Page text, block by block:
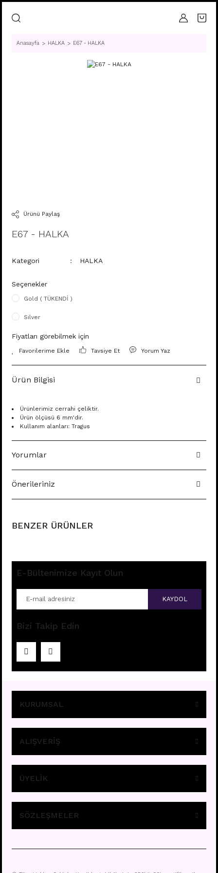
Anasayfa HALKA E67 - HALKA
Ürünü Paylaş
E67 - HALKA
Kategori HALKA
Seçenekler
Gold ( TÜKENDİ )
Silver
Fiyatları görebilmek için
Tavsiye Et Yorum Yaz
Ürün Bilgisi
Ürünlerimiz cerrahi çeliktir.
Ürün ölçüsü 6 mm'dir.
Kullanım alanları: Tragus
Yorumlar
Önerileriniz
BENZER ÜRÜNLER
Fiyatları görebilmek içinüye girişi yapınız.
E-Bültenimize Kayıt Olun
KAYDOL
Bizi Takip Edin
KURUMSAL
ALIŞVERİŞ
ÜYELİK
SÖZLEŞMELER